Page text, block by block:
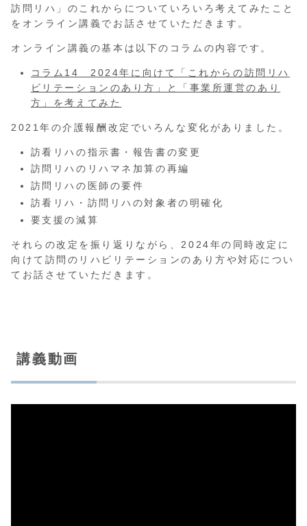
訪問リハ」のこれからについていろいろ考えてみたこと
をオンライン講義でお話させていただきます。
オンライン講義の基本は以下のコラムの内容です。
コラム14 2024年に向けて「これからの訪問リハ
ビリテーションのあり方」と「事業所運営のあり
方」を考えてみた
2021年の介護報酬改定でいろんな変化がありました。
訪看リハの指示書・報告書の変更
訪問リハのリハマネ加算の再編
訪問リハの医師の要件
訪看リハ・訪問リハの対象者の明確化
要支援の減算
それらの改定を振り返りながら、2024年の同時改定に
向けて訪問のリハビリテーションのあり方や対応につい
てお話させていただきます。
講義動画